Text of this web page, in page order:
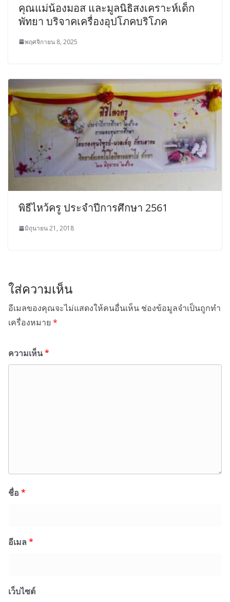
คุณแม่น้องมอส และมูลนิธิสงเคราะห์เด็ก
พัทยา บริจาคเครื่องอุปโภคบริโภค
พฤศจิกายน 8, 2025
พิธีไหว้ครู ประจำปีการศึกษา 2561
มิถุนายน 21, 2018
ใส่ความเห็น
อีเมลของคุณจะไม่แสดงให้คนอื่นเห็น ช่องข้อมูลจำเป็นถูกทำ
เครื่องหมาย *
ความเห็น*
ชื่อ *
อีเมล *
เว็บไซต์